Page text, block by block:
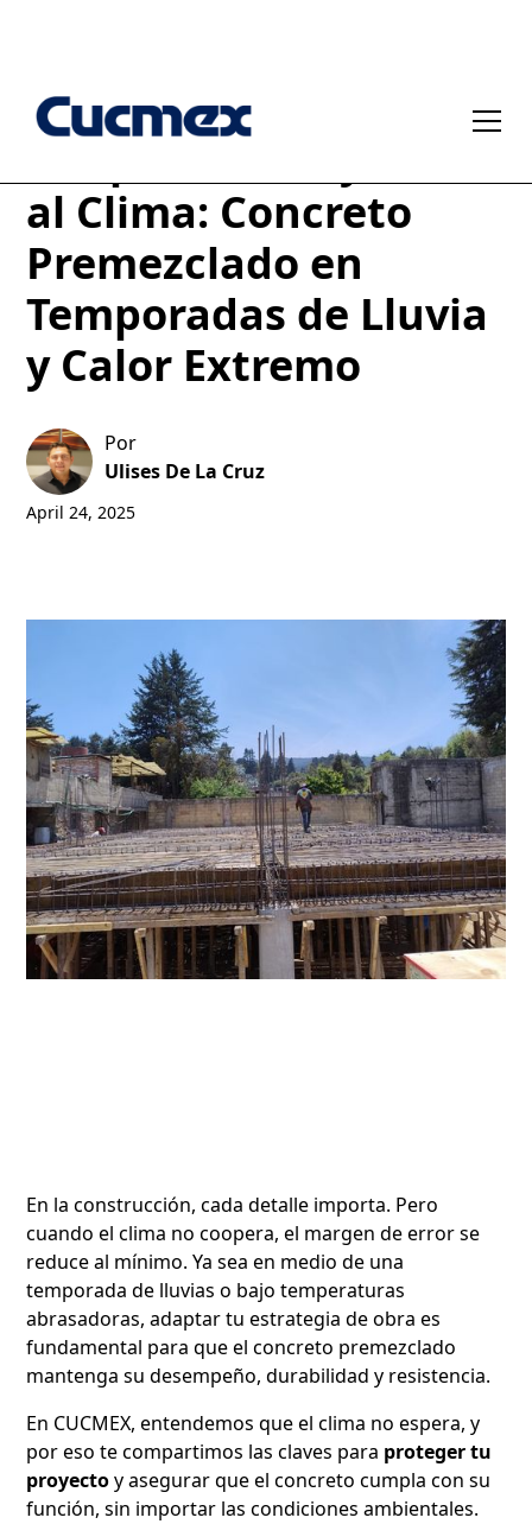
al Clima: Concreto
Premezclado en
Temporadas de Lluvia
y Calor Extremo
Por
Ulises De La Cruz
April 24, 2025
En la construcción, cada detalle importa. Pero
cuando el clima no coopera, el margen de error se
reduce al mínimo. Ya sea en medio de una
temporada de lluvias o bajo temperaturas
abrasadoras, adaptar tu estrategia de obra es
fundamental para que el concreto premezclado
mantenga su desempeño, durabilidad y resistencia.
En CUCMEX, entendemos que el clima no espera, y
por eso te compartimos las claves para proteger tu
proyectoy asegurar que el concreto cumpla con su
función, sin importar las condiciones ambientales.